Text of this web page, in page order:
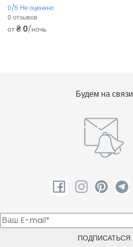
0/5 Не оценено
0 отзывов
от₴ 0/ночь
Будем на связи